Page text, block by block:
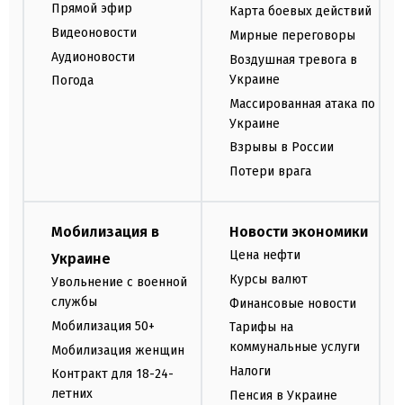
Прямой эфир
Видеоновости
Аудионовости
Погода
Карта боевых действий
Мирные переговоры
Воздушная тревога в
Украине
Массированная атака по
Украине
Взрывы в России
Потери врага
Мобилизация в
Украине
Увольнение с военной
службы
Мобилизация 50+
Мобилизация женщин
Контракт для 18-24-
летних
Новости экономики
Цена нефти
Курсы валют
Финансовые новости
Тарифы на
коммунальные услуги
Налоги
Пенсия в Украине